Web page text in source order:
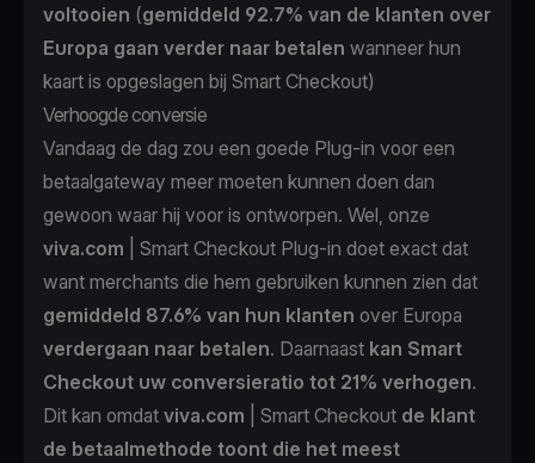
voltooien (gemiddeld 92.7% van de klanten over
Europa gaan verder naar betalen wanneer hun
kaart is opgeslagen bij Smart Checkout)
Verhoogde conversie
Vandaag de dag zou een goede Plug-in voor een
betaalgateway meer moeten kunnen doen dan
gewoon waar hij voor is ontworpen. Wel, onze
viva.com | Smart Checkout Plug-in doet exact dat
want merchants die hem gebruiken kunnen zien dat
gemiddeld 87.6% van hun klanten over Europa
verdergaan naar betalen. Daarnaast kan Smart
Checkout uw conversieratio tot 21% verhogen.
Dit kan omdat viva.com | Smart Checkout de klant
de betaalmethode toont die het meest